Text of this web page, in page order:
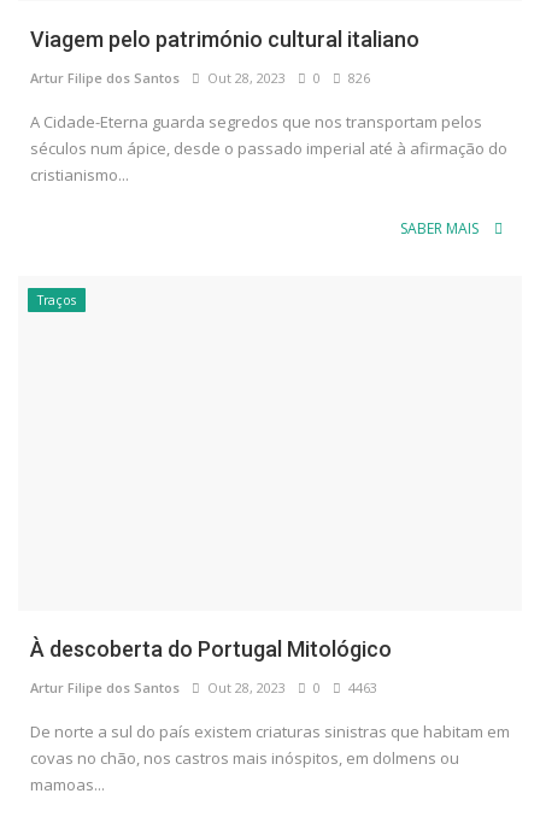
Viagem pelo património cultural italiano
Artur Filipe dos Santos Out 28, 2023 0 826
A Cidade-Eterna guarda segredos que nos transportam pelos
séculos num ápice, desde o passado imperial até à afirmação do
cristianismo...
SABER MAIS
Traços
À descoberta do Portugal Mitológico
Artur Filipe dos Santos Out 28, 2023 0 4463
De norte a sul do país existem criaturas sinistras que habitam em
covas no chão, nos castros mais inóspitos, em dolmens ou
mamoas...